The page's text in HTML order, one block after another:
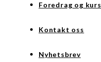
Foredrag og kurs
Kontakt oss
Nyhetsbrev